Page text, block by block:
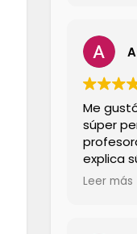
Me
súper
explica
Leer más